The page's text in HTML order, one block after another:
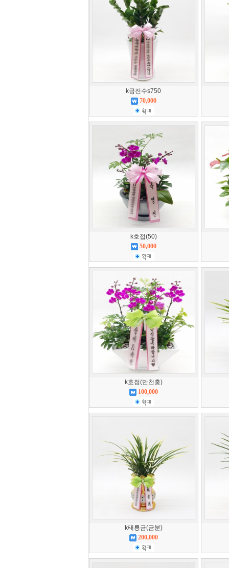
k금전수s750
70,000
k호접(50)
50,000
k호접(만천홍)
100,000
k태룡금(금분)
200,000